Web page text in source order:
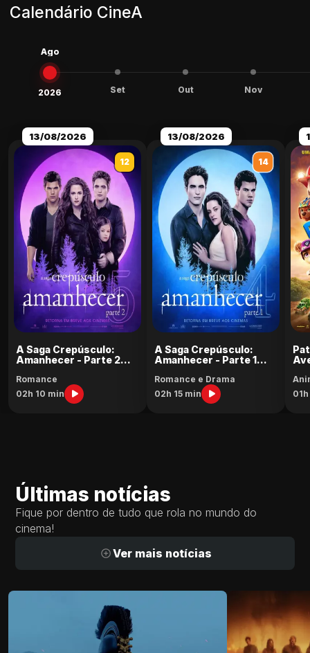
Calendário CineA
2026
Ago
Set Out Nov
13/08/2026
12
A Saga Crepúsculo:
Amanhecer - Parte 2
Romance
02h 10 min
13/08/2026
14
A Saga Crepúsculo:
Amanhecer - Parte 1
Romance e Drama
02h 15 min
Últimas notícias
Fique por dentro de tudo que rola no mundo do
cinema!
Ver mais notícias